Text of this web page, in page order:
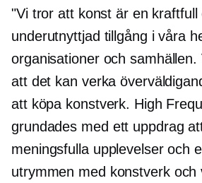
"Vi tror att konst är en kraftfull
underutnyttjad tillgång i våra
organisationer och
att det kan verka
att köpa konstverk. High
grundades med ett uppdrag
meningsfulla upplevelser och
utrymmen med konstverk och